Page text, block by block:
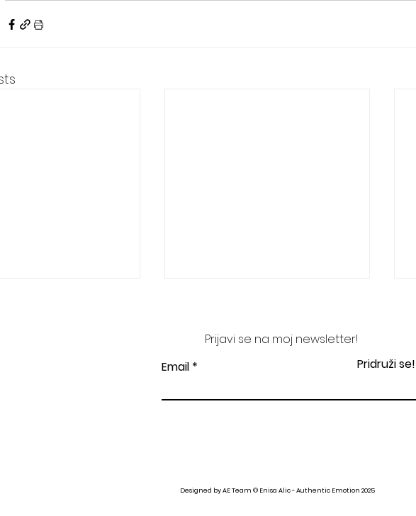
Prijavi se na moj newsletter!
Email
Pridruži se!
Designed by AE Team © Enisa Alic - Authentic Emotion 2025